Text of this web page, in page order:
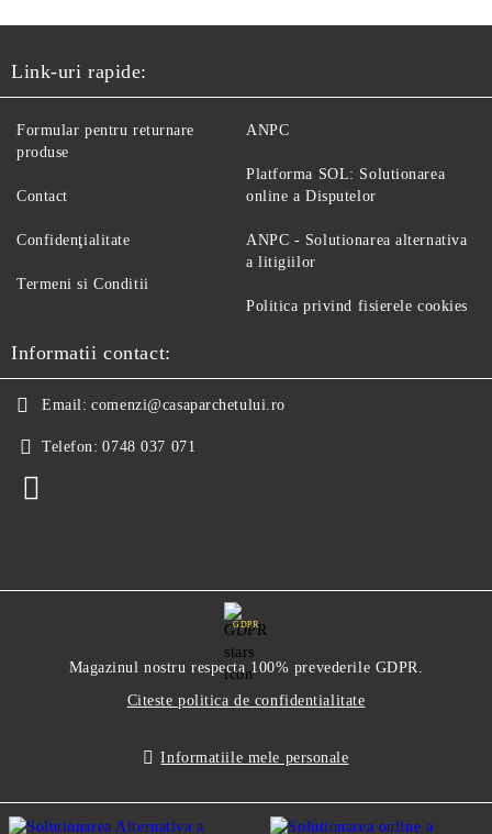
Link-uri rapide:
Formular pentru returnare
produse
Contact
Confidenţialitate
Termeni si Conditii
ANPC
Platforma SOL: Solutionarea
online a Disputelor
ANPC - Solutionarea alternativa
a litigiilor
Politica privind fisierele cookies
Informatii contact:
Email: comenzi@casaparchetului.ro
Telefon: 0748 037 071
GDPR
Magazinul nostru respecta 100% prevederile GDPR.
Citeste politica de confidentialitate
Informatiile mele personale